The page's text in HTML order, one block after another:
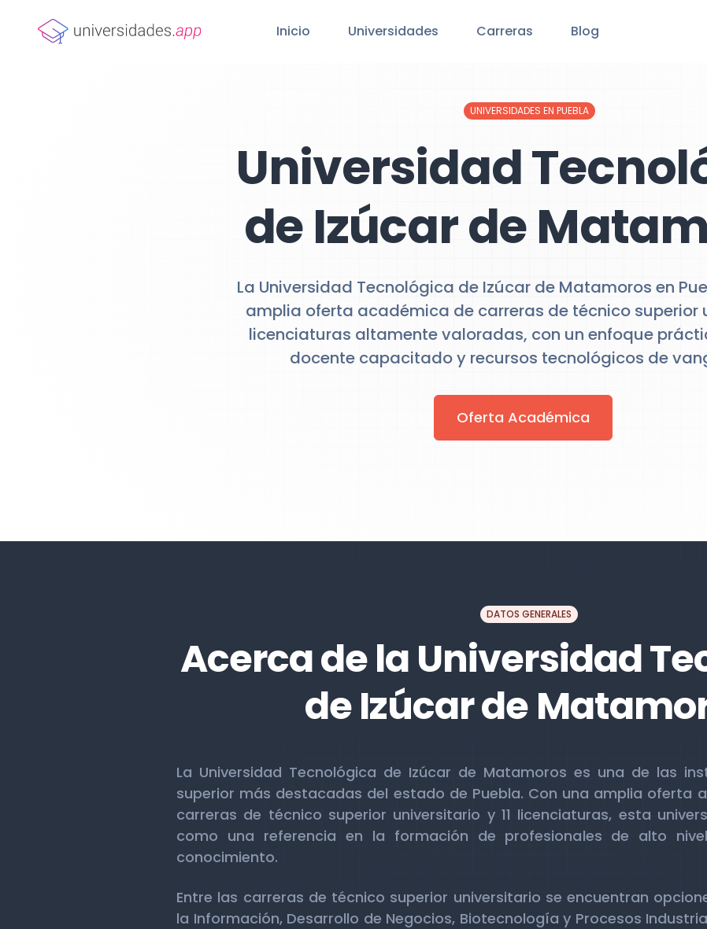
Inicio Universidades Carreras Blog
UNIVERSIDADES EN PUEBLA
Universidad
de Izúcar de
La Universidad Tecnológica de Izúcar de Matamoros en
amplia oferta académica de carreras de técnico superior
licenciaturas altamente valoradas, con un enfoque
docente capacitado y recursos tecnológicos de
Oferta Académica
DATOS GENERALES
Acerca de la Universidad
de Izúcar de
La Universidad Tecnológica de Izúcar de Matamoros es una de las
superior más destacadas del estado de Puebla. Con una amplia oferta
carreras de técnico superior universitario y 11 licenciaturas, esta
como una referencia en la formación de profesionales de alto
conocimiento.
Entre las carreras de técnico superior universitario se encuentran
la Información, Desarrollo de Negocios, Biotecnología y Procesos